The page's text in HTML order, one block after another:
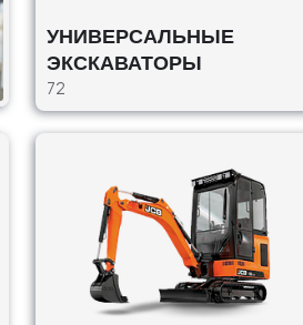
УНИВЕРСАЛЬНЫЕ
ЭКСКАВАТОРЫ
72